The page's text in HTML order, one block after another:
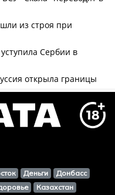
Деньги
Донбасс
Казахстан